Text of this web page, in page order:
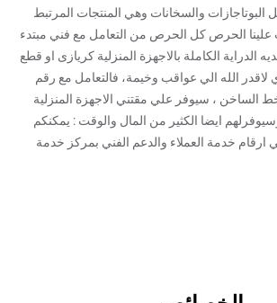
والسخانات وهي المنتجات المرتبط
علينا الحرص كل الحرص من التعامل مع فني مبتدء
الدراية الكاملة بالاجهزة المنزلية كريازى او قطع
الله الي عواقب وخيمة، فالتعامل مع رقم
الساخن ، سيوفر علي مقتني الاجهزة المنزلية
ايضا الكثير من المال والوقت : يمكنكم
ارقام خدمة العملاء والدعم الفني بمركز خدمة